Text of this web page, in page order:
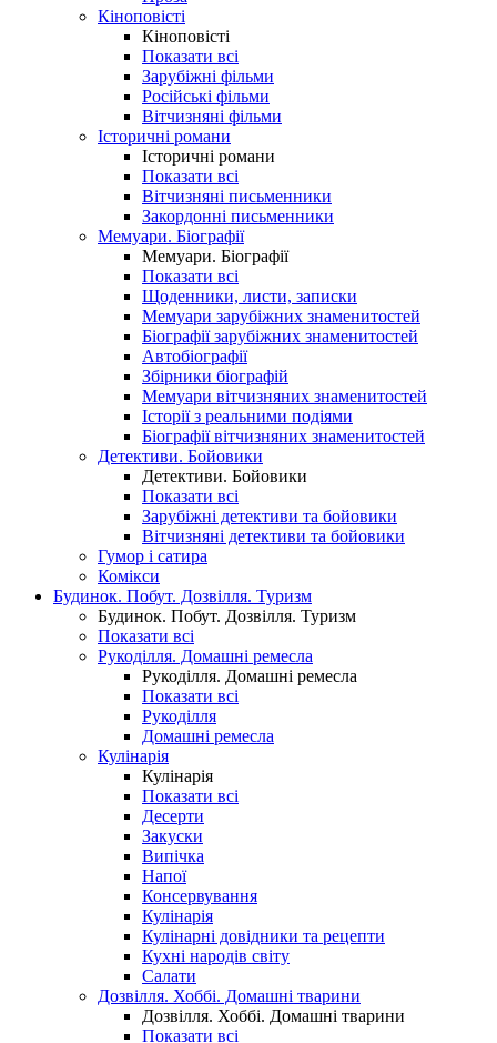
Кіноповісті
Кіноповісті
Показати всі
Зарубіжні фільми
Російські фільми
Вітчизняні фільми
Історичні романи
Історичні романи
Показати всі
Вітчизняні письменники
Закордонні письменники
Мемуари. Біографії
Мемуари. Біографії
Показати всі
Щоденники, листи, записки
Мемуари зарубіжних знаменитостей
Біографії зарубіжних знаменитостей
Автобіографії
Збірники біографій
Мемуари вітчизняних знаменитостей
Історії з реальними подіями
Біографії вітчизняних знаменитостей
Детективи. Бойовики
Детективи. Бойовики
Показати всі
Зарубіжні детективи та бойовики
Вітчизняні детективи та бойовики
Гумор і сатира
Комікси
Будинок. Побут. Дозвілля. Туризм
Будинок. Побут. Дозвілля. Туризм
Показати всі
Рукоділля. Домашні ремесла
Рукоділля. Домашні ремесла
Показати всі
Рукоділля
Домашні ремесла
Кулінарія
Кулінарія
Показати всі
Десерти
Закуски
Випічка
Напої
Консервування
Кулінарія
Кулінарні довідники та рецепти
Кухні народів світу
Салати
Дозвілля. Хоббі. Домашні тварини
Дозвілля. Хоббі. Домашні тварини
Показати всі